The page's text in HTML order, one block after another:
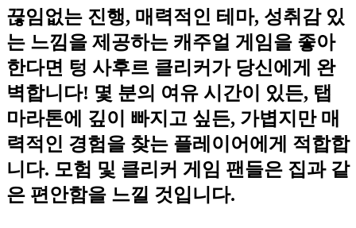
끊임없는 진행, 매력적인 테마, 성취감 있
는 느낌을 제공하는 캐주얼 게임을 좋아
한다면 텅 사후르 클리커가 당신에게 완
벽합니다! 몇 분의 여유 시간이 있든, 탭
마라톤에 깊이 빠지고 싶든, 가볍지만 매
력적인 경험을 찾는 플레이어에게 적합합
니다. 모험 및 클리커 게임 팬들은 집과 같
은 편안함을 느낄 것입니다.